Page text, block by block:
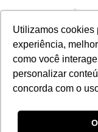
Utilizamos cookies
experiência,
como você
personalizar
concorda com o
Início/Escritório/
Blocos com